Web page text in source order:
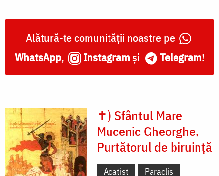
Alătură-te comunității noastre pe
WhatsApp, Instagram și Telegram!
✝) Sfântul Mare
Mucenic Gheorghe,
Purtătorul de biruință
Acatist
Paraclis